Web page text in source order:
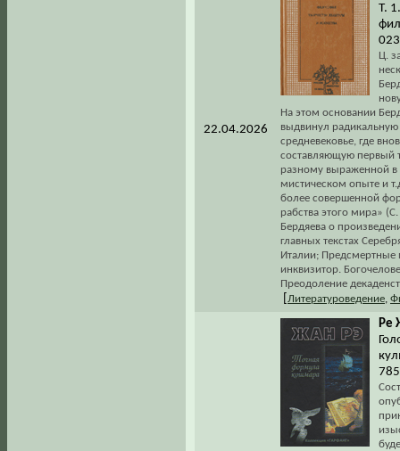
22.04.2026
Т.
Ц.
На этом основании
выдвинул
средневековье, где
составляющую первый
разному выраженной в
мистическом опыте и
более совершенной
рабства этого мира»
Бердяева о
главных текстах
Италии; Предсмертные
инквизитор.
Преодоление
Литературоведение
Ре